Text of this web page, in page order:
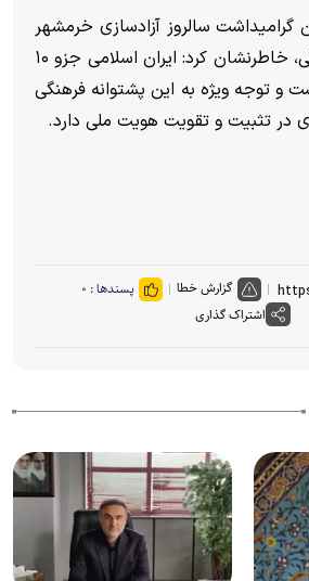
گرامیداشت سالروز آزادسازی خرمشهر
و هفته میراث فرهنگی، خاطرنشان کرد: ایران اسلامی جزو ۱۰
و توجه ویژه به این پشتوانه فرهنگی
در تثبیت و تقویت هویت ملی دارد.
گزارش خطا پسندها : ۰
اشتراک گذاری